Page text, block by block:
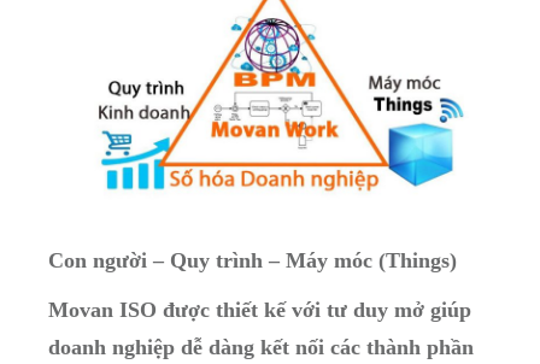
Con người – Quy trình – Máy móc (Things)
Movan ISO được thiết kế với tư duy mở giúp
doanh nghiệp dễ dàng kết nối các thành phần